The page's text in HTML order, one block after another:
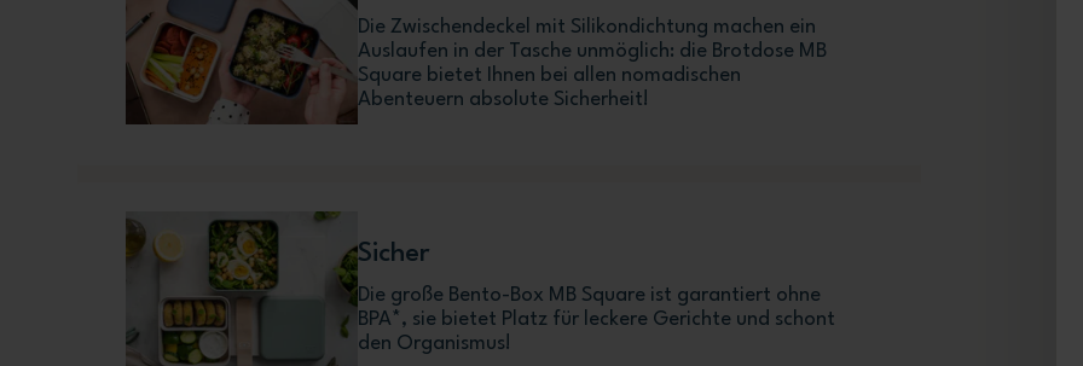
Die Zwischendeckel mit Silikondichtung machen ein
Auslaufen in der Tasche unmöglich: die Brotdose MB
Square bietet Ihnen bei allen nomadischen
Abenteuern absolute Sicherheit!
Sicher
Die große Bento-Box MB Square ist garantiert ohne
BPA*, sie bietet Platz für leckere Gerichte und schont
den Organismus!